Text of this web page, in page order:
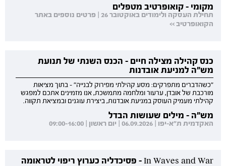
מקומי - קואופרטיב מטפלים
תחילת העסקה ולימודים באוקטובר 26 | פרטים נוספים באתר
הקואופרטיב >>
כנס קהילה מצילה חיים - הכנס השנתי של תנועת
מש"ה למניעת אובדנות
"כשהדברים מתפרקים: מסע קהילתי מפירוק לבנייה" - בתוך מציאות
מורכבת של אובדן, ערעור ומלחמה מתמשכת, אנו מזמינים אתכם למפגש
קהילתי מעמיק העוסק במניעת אובדנות, ביצירת עוגנים ובמציאת תקווה.
מש"ה - מילים שעושות הבדל
האקדמית ת"א-יפו | 06.09.2026 | יום ראשון | 09:00-16:00
In Waves and War - פסיכדליה כערוץ ריפוי לטראומה